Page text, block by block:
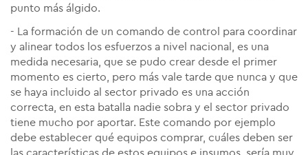
punto más álgido.
- La formación de un comando de control para coordinar
y alinear todos los esfuerzos a nivel nacional, es una
medida necesaria, que se pudo crear desde el primer
momento es cierto, pero más vale tarde que nunca y que
se haya incluido al sector privado es una acción
correcta, en esta batalla nadie sobra y el sector privado
tiene mucho por aportar. Este comando por ejemplo
debe establecer qué equipos comprar, cuáles deben ser